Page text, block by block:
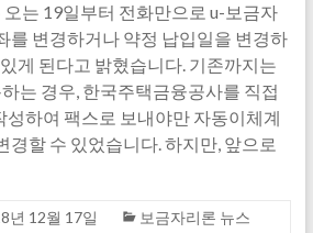
는 19일부터 전화만으로 u-보금자
를 변경하거나 약정 납입일을 변경하
게 된다고 밝혔습니다. 기존까지는
는 경우, 한국주택금융공사를 직접
성하여 팩스로 보내야만 자동이체계
경할 수 있었습니다. 하지만, 앞으로
년 12월 17일
보금자리론 뉴스